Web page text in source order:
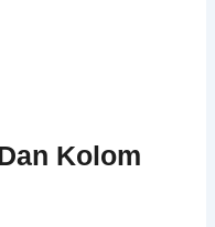
Kolom